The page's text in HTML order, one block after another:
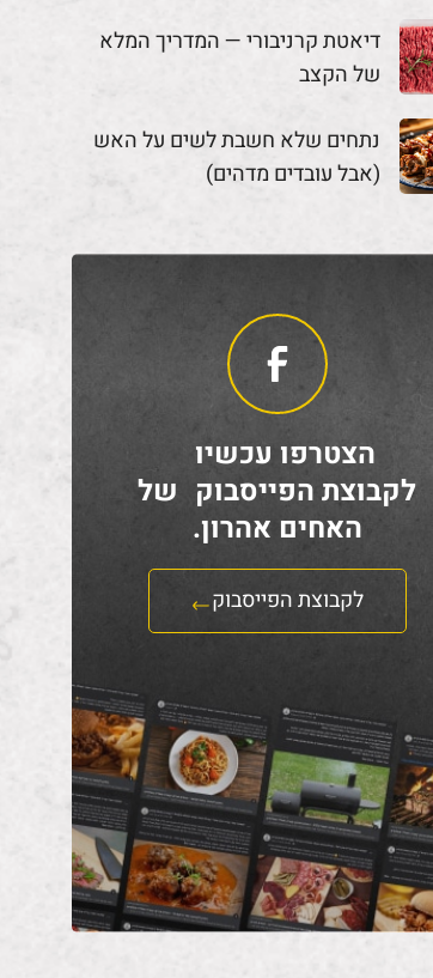
דיאטת קרניבורי — המדריך המלא
של הקצב
נתחים שלא חשבת לשים על האש
(אבל עובדים מדהים)
הצטרפו עכשיו
לקבוצת הפייסבוק של
האחים אהרון.
לקבוצת הפייסבוק